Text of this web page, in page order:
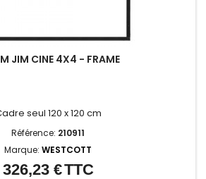
JIM CINE 4X4 - FRAME
seul 120 x 120 cm
Référence: 210911
Marque: WESTCOTT
Prix
326,23 €TTC